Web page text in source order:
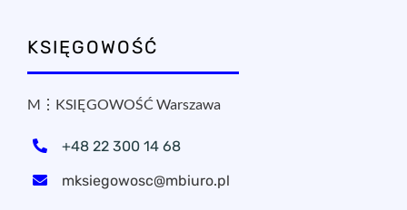
KSIĘGOWOŚĆ
M⋮KSIĘGOWOŚĆ Warszawa
+48 22 300 14 68
mksiegowosc@mbiuro.pl